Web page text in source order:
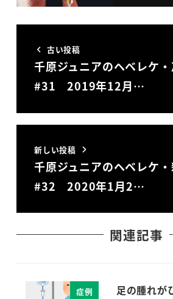
古い投稿
千原ジュニアのヘベレケ
#31 2019年12月…
新しい投稿
千原ジュニアのヘベレケ
#32 2020年1月2…
関連記事
症例
足の腫れが